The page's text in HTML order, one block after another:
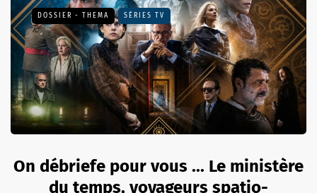
DOSSIER - THEMA SÉRIES TV
On débriefe pour vous ... Le ministère
du temps, voyageurs spatio-